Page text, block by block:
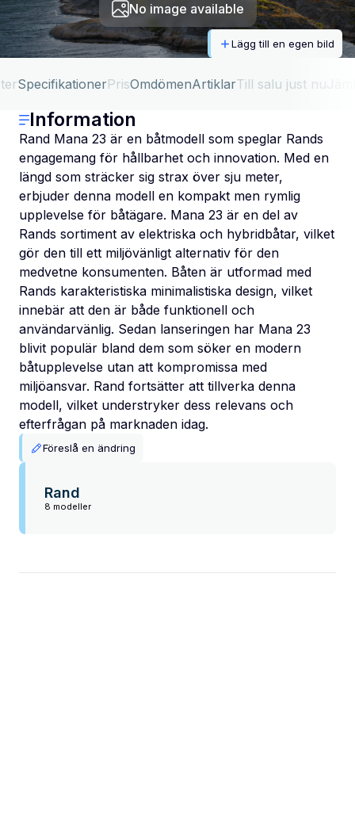
No image available
Lägg till en egen bild
SpecifikationerPrisOmdömenArtiklarTill salu just nu
Information
Rand Mana 23 är en båtmodell som speglar Rands
engagemang för hållbarhet och innovation. Med en
längd som sträcker sig strax över sju meter,
erbjuder denna modell en kompakt men rymlig
upplevelse för båtägare. Mana 23 är en del av
Rands sortiment av elektriska och hybridbåtar, vilket
gör den till ett miljövänligt alternativ för den
medvetne konsumenten. Båten är utformad med
Rands karakteristiska minimalistiska design, vilket
innebär att den är både funktionell och
användarvänlig. Sedan lanseringen har Mana 23
blivit populär bland dem som söker en modern
båtupplevelse utan att kompromissa med
miljöansvar. Rand fortsätter att tillverka denna
modell, vilket understryker dess relevans och
efterfrågan på marknaden idag.
Föreslå en ändring
Rand
8 modeller